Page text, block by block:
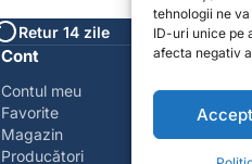
tehnologii ne
ID-uri unice pe
afecta negativ
Retur 14 zile
Cont
Contul meu
Favorite
Magazin
Producători